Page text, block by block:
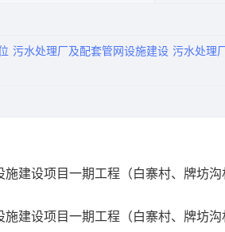
污水处理厂及配套管网设施建设 污水处理
建设项目一期工程（白寨村、牌坊
建设项目一期工程（白寨村、牌坊